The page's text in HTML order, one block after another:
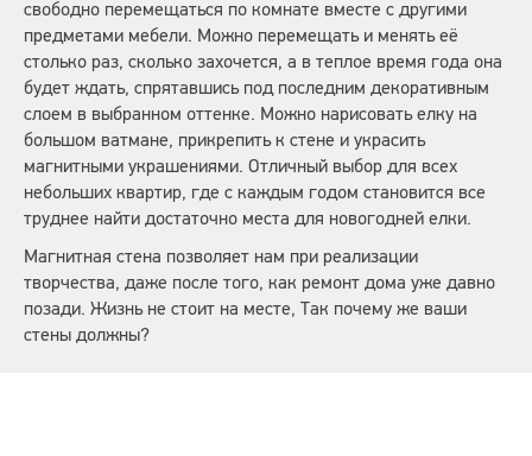
свободно перемещаться по комнате вместе с другими
предметами мебели. Можно перемещать и менять её
столько раз, сколько захочется, а в теплое время года она
будет ждать, спрятавшись под последним декоративным
слоем в выбранном оттенке. Можно нарисовать елку на
большом ватмане, прикрепить к стене и украсить
магнитными украшениями. Отличный выбор для всех
небольших квартир, где с каждым годом становится все
труднее найти достаточно места для новогодней елки.
Магнитная стена позволяет нам при реализации
творчества, даже после того, как ремонт дома уже давно
позади. Жизнь не стоит на месте, Так почему же ваши
стены должны?